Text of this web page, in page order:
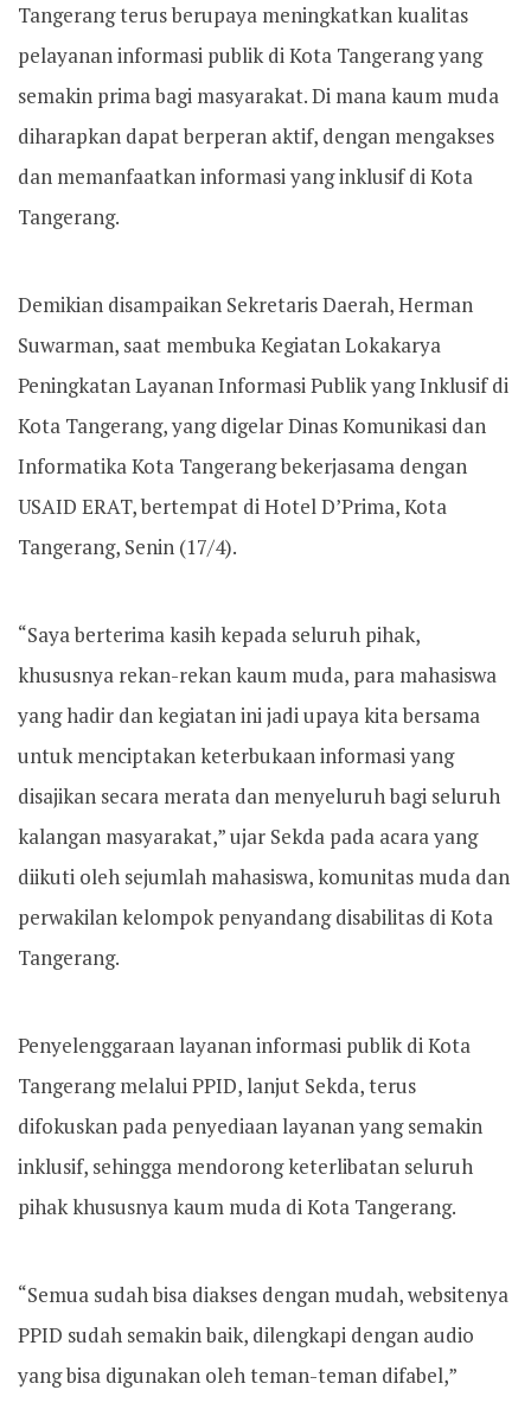
Tangerang terus berupaya meningkatkan kualitas
pelayanan informasi publik di Kota Tangerang yang
semakin prima bagi masyarakat. Di mana kaum muda
diharapkan dapat berperan aktif, dengan mengakses
dan memanfaatkan informasi yang inklusif di Kota
Tangerang.
Demikian disampaikan Sekretaris Daerah, Herman
Suwarman, saat membuka Kegiatan Lokakarya
Peningkatan Layanan Informasi Publik yang Inklusif di
Kota Tangerang, yang digelar Dinas Komunikasi dan
Informatika Kota Tangerang bekerjasama dengan
USAID ERAT, bertempat di Hotel D’Prima, Kota
Tangerang, Senin (17/4).
“Saya berterima kasih kepada seluruh pihak,
khususnya rekan-rekan kaum muda, para mahasiswa
yang hadir dan kegiatan ini jadi upaya kita bersama
untuk menciptakan keterbukaan informasi yang
disajikan secara merata dan menyeluruh bagi seluruh
kalangan masyarakat,” ujar Sekda pada acara yang
diikuti oleh sejumlah mahasiswa, komunitas muda dan
perwakilan kelompok penyandang disabilitas di Kota
Tangerang.
Penyelenggaraan layanan informasi publik di Kota
Tangerang melalui PPID, lanjut Sekda, terus
difokuskan pada penyediaan layanan yang semakin
inklusif, sehingga mendorong keterlibatan seluruh
pihak khususnya kaum muda di Kota Tangerang.
“Semua sudah bisa diakses dengan mudah, websitenya
PPID sudah semakin baik, dilengkapi dengan audio
yang bisa digunakan oleh teman-teman difabel,”